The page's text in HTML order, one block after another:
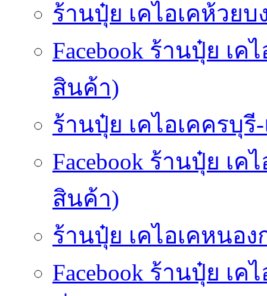
ร้านปุ๋ย เคไอเคห้วย
Facebook ร้านปุ๋ย เ
สินค้า)
ร้านปุ๋ย เคไอเคครบุ
Facebook ร้านปุ๋ย เ
สินค้า)
ร้านปุ๋ย เคไอเคหนอ
Facebook ร้านปุ๋ย เ